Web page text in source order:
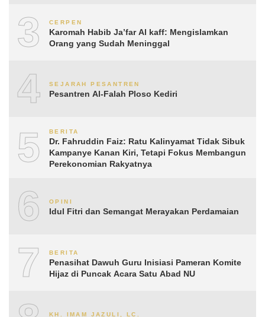
3 CERPEN
Karomah Habib Ja’far Al kaff: Mengislamkan
Orang yang Sudah Meninggal
4 SEJARAH PESANTREN
Pesantren Al-Falah Ploso Kediri
5 BERITA
Dr. Fahruddin Faiz: Ratu Kalinyamat Tidak Sibuk
Kampanye Kanan Kiri, Tetapi Fokus Membangun
Perekonomian Rakyatnya
6 OPINI
Idul Fitri dan Semangat Merayakan Perdamaian
7 BERITA
Penasihat Dawuh Guru Inisiasi Pameran Komite
Hijaz di Puncak Acara Satu Abad NU
KH. IMAM JAZULI, LC.